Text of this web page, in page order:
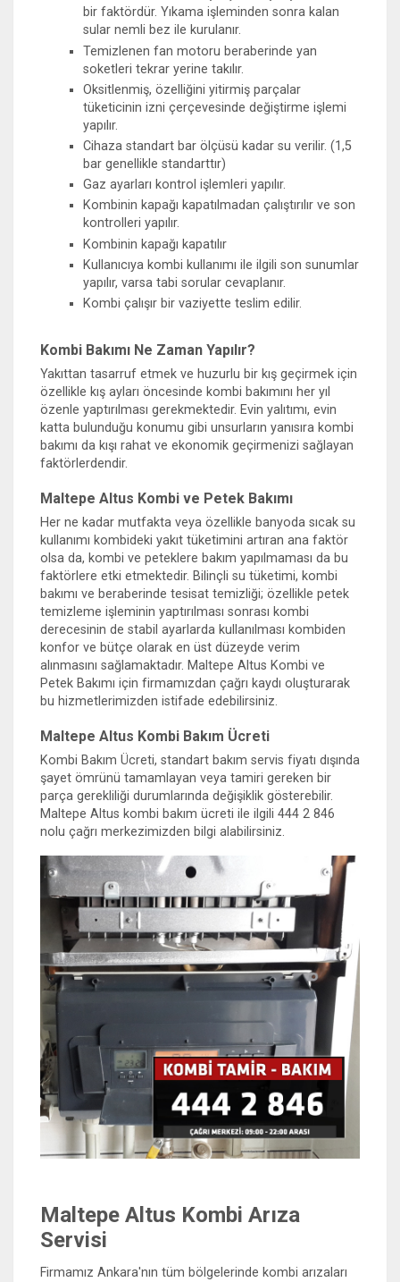
bir faktördür. Yıkama işleminden sonra kalan
sular nemli bez ile kurulanır.
Temizlenen fan motoru beraberinde yan
soketleri tekrar yerine takılır.
Oksitlenmiş, özelliğini yitirmiş parçalar
tüketicinin izni çerçevesinde değiştirme işlemi
yapılır.
Cihaza standart bar ölçüsü kadar su verilir. (1,5
bar genellikle standarttır)
Gaz ayarları kontrol işlemleri yapılır.
Kombinin kapağı kapatılmadan çalıştırılır ve son
kontrolleri yapılır.
Kombinin kapağı kapatılır
Kullanıcıya kombi kullanımı ile ilgili son sunumlar
yapılır, varsa tabi sorular cevaplanır.
Kombi çalışır bir vaziyette teslim edilir.
Kombi Bakımı Ne Zaman Yapılır?
Yakıttan tasarruf etmek ve huzurlu bir kış geçirmek için
özellikle kış ayları öncesinde kombi bakımını her yıl
özenle yaptırılması gerekmektedir. Evin yalıtımı, evin
katta bulunduğu konumu gibi unsurların yanısıra kombi
bakımı da kışı rahat ve ekonomik geçirmenizi sağlayan
faktörlerdendir.
Maltepe Altus Kombi ve Petek Bakımı
Her ne kadar mutfakta veya özellikle banyoda sıcak su
kullanımı kombideki yakıt tüketimini artıran ana faktör
olsa da, kombi ve peteklere bakım yapılmaması da bu
faktörlere etki etmektedir. Bilinçli su tüketimi, kombi
bakımı ve beraberinde tesisat temizliği; özellikle petek
temizleme işleminin yaptırılması sonrası kombi
derecesinin de stabil ayarlarda kullanılması kombiden
konfor ve bütçe olarak en üst düzeyde verim
alınmasını sağlamaktadır. Maltepe Altus Kombi ve
Petek Bakımı için firmamızdan çağrı kaydı oluşturarak
bu hizmetlerimizden istifade edebilirsiniz.
Maltepe Altus Kombi Bakım Ücreti
Kombi Bakım Ücreti, standart bakım servis fiyatı dışında
şayet ömrünü tamamlayan veya tamiri gereken bir
parça gerekliliği durumlarında değişiklik gösterebilir.
Maltepe Altus kombi bakım ücreti ile ilgili 444 2 846
nolu çağrı merkezimizden bilgi alabilirsiniz.
Maltepe Altus Kombi Arıza
Servisi
Firmamız Ankara'nın tüm bölgelerinde kombi arızaları